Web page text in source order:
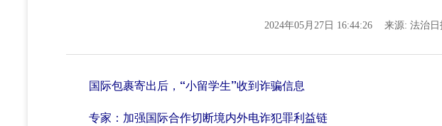
2024年05月27日 16:44:26 来源:法治日
国际包裹寄出后，“小留学生”收到诈骗信息
专家：加强国际合作切断境内外电诈犯罪利益链